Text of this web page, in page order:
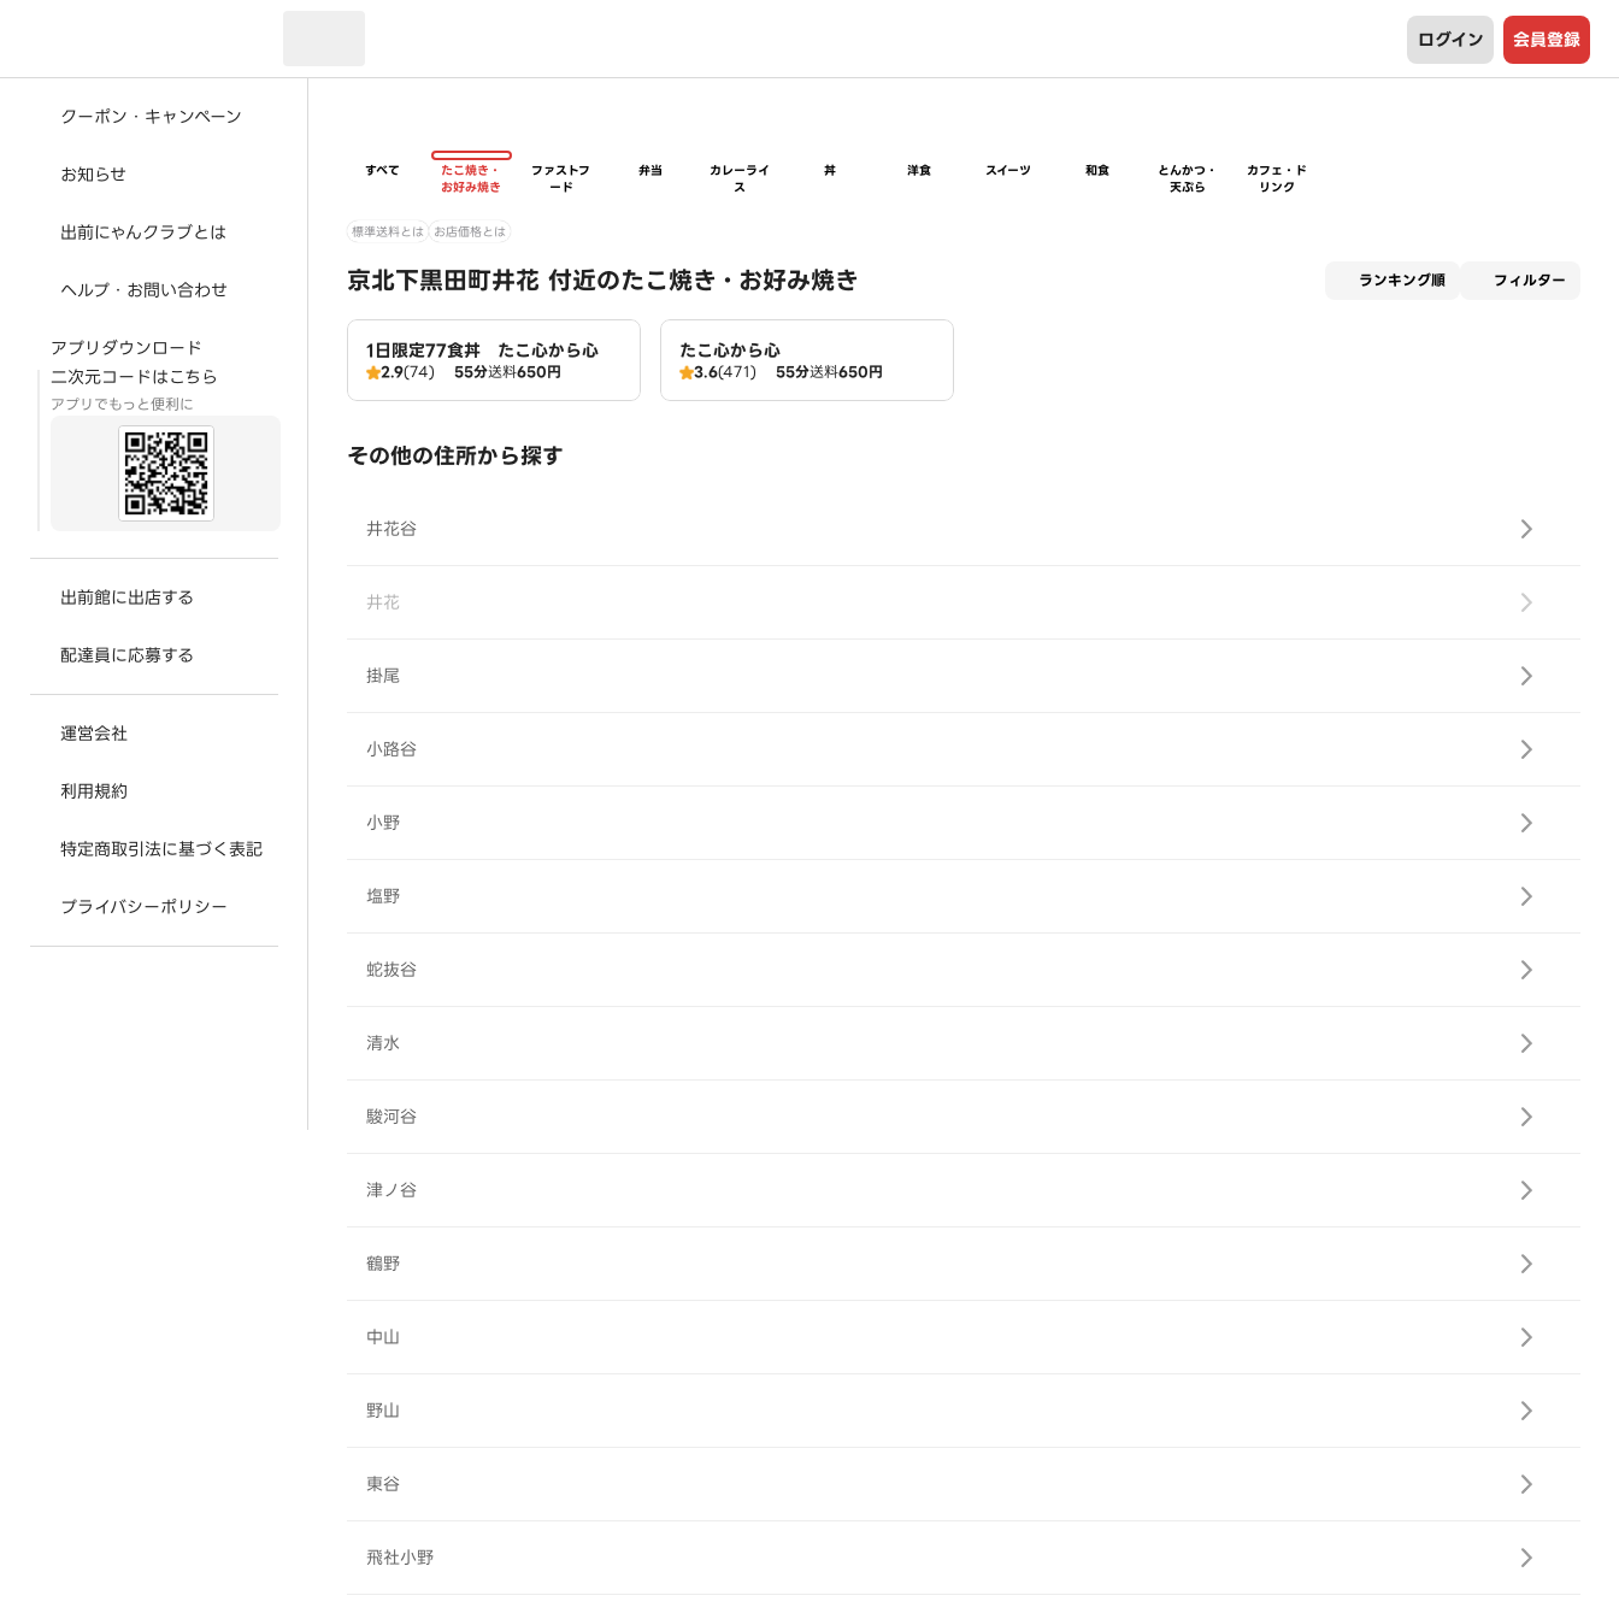
ログイン 会員登録
クーポン・キャンペーン
お知らせ
出前にゃんクラブとは
ヘルプ・お問い合わせ
アプリダウンロード
二次元コードはこちら
アプリでもっと便利に
出前館に出店する
配達員に応募する
運営会社
利用規約
特定商取引法に基づく表記
プライバシーポリシー
すべて
たこ焼き・
お好み焼き
ファストフ
ード
弁当
カレーライ
ス
丼 洋食 スイーツ 和食
とんかつ・
天ぷら
カフェ・ド
リンク
標準送料とは お店価格とは
京北下黒田町井花 付近のたこ焼き・お好み焼き ランキング順 フィルター
1日限定77食丼 たこ心から心
2.9(74) 55分送料650円
たこ心から心
3.6(471) 55分送料650円
その他の住所から探す
井花谷
井花
掛尾
小路谷
小野
塩野
蛇抜谷
清水
駿河谷
津ノ谷
鶴野
中山
野山
東谷
飛社小野